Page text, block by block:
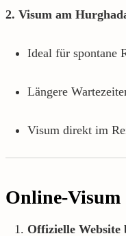
2. Visum am
Ideal für spontane
Längere
Visum direkt im
Online-
Offizielle Website